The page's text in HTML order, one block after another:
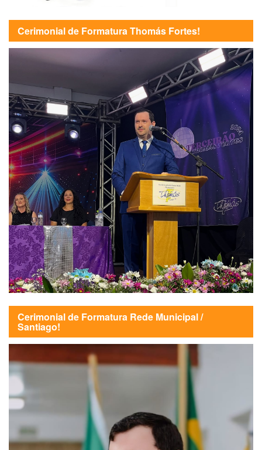
Cerimonial de Formatura Thomás Fortes!
Cerimonial de Formatura Rede Municipal /
Santiago!